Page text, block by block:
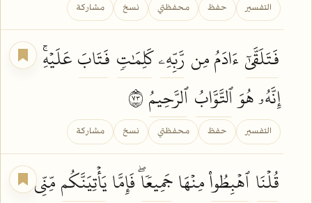
التفسير حفظ محفظتي نسخ مشاركة
فَتَلَقَّىٰٓ ءَادَمُ مِن رَّبِّهِۦكَلِمَٰتٖ فَتَابَعَلَيۡهِۚ
إِنَّهُۥ هُوَٱلتَّوَّابُٱلرَّحِيمُ
التفسير حفظ محفظتي نسخ مشاركة
قُلۡنَاٱهۡبِطُواْمِنۡهَاجَمِيعٗاۖفَإِمَّايَأۡتِيَنَّكُممِّنِّي